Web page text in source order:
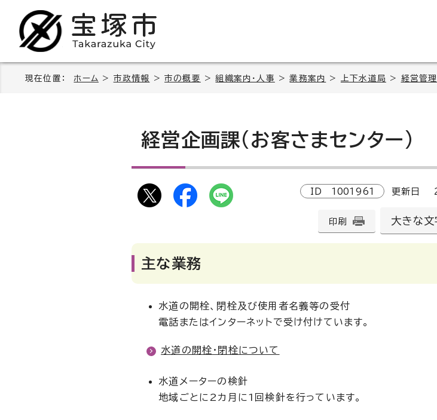
現在位置： ホーム > 市政情報 >市の概要 >組織案内・人事 >業務案内 > 上下水道局 > 経営管
経営企画課(お客さまセンター)
ID 1001961 更新日
印刷 大きな文
主な業務
水道の開栓、閉栓及び使用者名義等の受付
電話またはインターネットで受け付けています。
水道の開栓・閉栓について
水道メーターの検針
地域ごとに2カ月に1回検針を行っています。